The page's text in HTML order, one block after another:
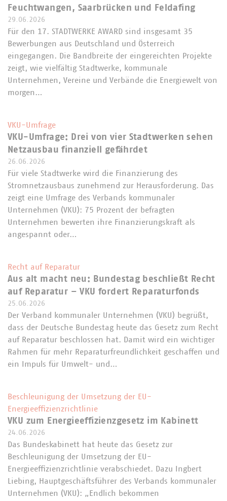
Feuchtwangen, Saarbrücken und Feldafing
29.06.2026
Für den 17. STADTWERKE AWARD sind insgesamt 35
Bewerbungen aus Deutschland und Österreich
eingegangen. Die Bandbreite der eingereichten Projekte
zeigt, wie vielfältig Stadtwerke, kommunale
Unternehmen, Vereine und Verbände die Energiewelt von
morgen…
VKU-Umfrage
VKU-Umfrage: Drei von vier Stadtwerken sehen
Netzausbau finanziell gefährdet
26.06.2026
Für viele Stadtwerke wird die Finanzierung des
Stromnetzausbaus zunehmend zur Herausforderung. Das
zeigt eine Umfrage des Verbands kommunaler
Unternehmen (VKU): 75 Prozent der befragten
Unternehmen bewerten ihre Finanzierungskraft als
angespannt oder…
Recht auf Reparatur
Aus alt macht neu: Bundestag beschließt Recht
auf Reparatur – VKU fordert Reparaturfonds
25.06.2026
Der Verband kommunaler Unternehmen (VKU) begrüßt,
dass der Deutsche Bundestag heute das Gesetz zum Recht
auf Reparatur beschlossen hat. Damit wird ein wichtiger
Rahmen für mehr Reparaturfreundlichkeit geschaffen und
ein Impuls für Umwelt- und…
Beschleunigung der Umsetzung der EU-
Energieeffizienzrichtlinie
VKU zum Energieeffizienzgesetz im Kabinett
24.06.2026
Das Bundeskabinett hat heute das Gesetz zur
Beschleunigung der Umsetzung der EU-
Energieeffizienzrichtlinie verabschiedet. Dazu Ingbert
Liebing, Hauptgeschäftsführer des Verbands kommunaler
Unternehmen (VKU): „Endlich bekommen